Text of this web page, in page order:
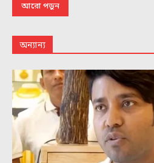
আরো পড়ুন
অন্যান্য